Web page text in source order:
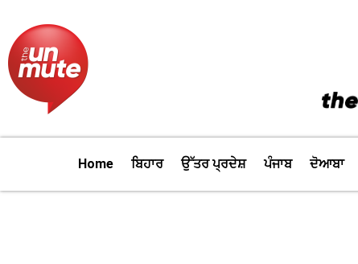
content
Home ਬਿਹਾਰ ਉੱਤਰ ਪ੍ਰਦੇਸ਼ ਪੰਜਾਬ ਦੋਆਬਾ